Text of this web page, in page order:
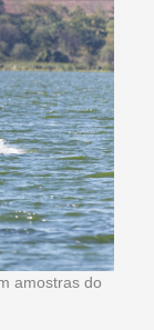
amostras do